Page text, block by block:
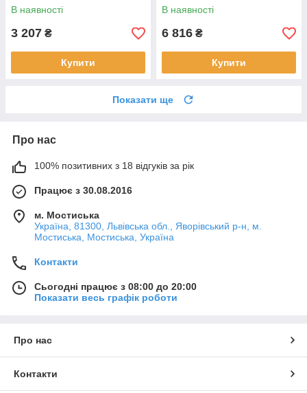
В наявності
3 207 ₴
Купити
В наявності
6 816 ₴
Купити
Показати ще
Про нас
100% позитивних з 18 відгуків за рік
Працює з 30.08.2016
м. Мостиська
Україна, 81300, Львівська обл., Яворівський р-н, м.
Мостиська, Мостиська, Україна
Контакти
Сьогодні працює з 08:00 до 20:00
Показати весь графік роботи
Про нас
Контакти